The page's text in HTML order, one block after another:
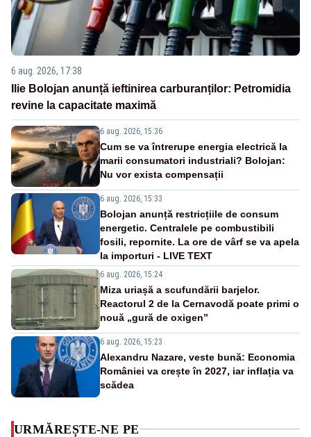
6 aug. 2026, 17:38
Ilie Bolojan anunță ieftinirea carburanților: Petromidia
revine la capacitate maximă
6 aug. 2026, 15:36
Cum se va întrerupe energia electrică la
marii consumatori industriali? Bolojan:
Nu vor exista compensații
6 aug. 2026, 15:33
Bolojan anunță restricțiile de consum
energetic. Centralele pe combustibili
fosili, repornite. La ore de vârf se va apela
la importuri - LIVE TEXT
6 aug. 2026, 15:24
Miza uriașă a scufundării barjelor.
Reactorul 2 de la Cernavodă poate primi o
nouă „gură de oxigen”
6 aug. 2026, 15:23
Alexandru Nazare, veste bună: Economia
României va crește în 2027, iar inflația va
scădea
URMĂREȘTE-NE PE